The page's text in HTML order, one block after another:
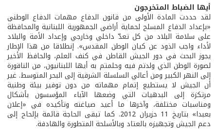
أيها الضباط المتخرجون
لقد حددت المادة الأولى من قانون الدفاع مهمات الدفاع الوطني
«بإعداد الدفاع المسلح لحماية أراضي الجمهورية اللبنانية والمحافظة
على سلامة البلاد من كل تعدّ داخلي وخارجي وإعداد الأمة والبلاد
لأداء واجب الذود عن كيان الوطن المقدس». إنطلاقا من هذا الإطار
يجوز البحث في دور الجيش القاطن في كنف العلم، والحافظ الأخير
لصورة الوطن الذي ولدتم فيه وحلمتم به أيها اللبنانيون، من الناقورة
إلى النهر الكبير ومن أعالي السلسلة الشرقية إلى البحر المتوسط. غير
أن الجيش لا يستطيع إتمام مهماته من دون توفير بيئة وطنية
مرتكزة إلى البدهيات التي وضعها الآباء المؤسسون بأشكال
ومناسبات مختلفة، وآخرها ما أعيد صياغته وتأكيده في «إعلان
بعبدا» بتاريخ 11 حزيران 2012. كما تبقى الحاجة قائمة بإلحاح إلى
دعم الجيش وتجهيزه بالعتاد وبالأسلحة المتطورة والهادفة.